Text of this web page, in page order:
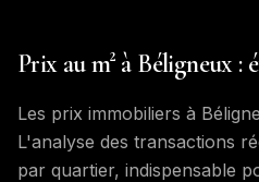
Prix au m² à Béligneux :
Les prix immobiliers à
L'analyse des transactions
par quartier, indispensable